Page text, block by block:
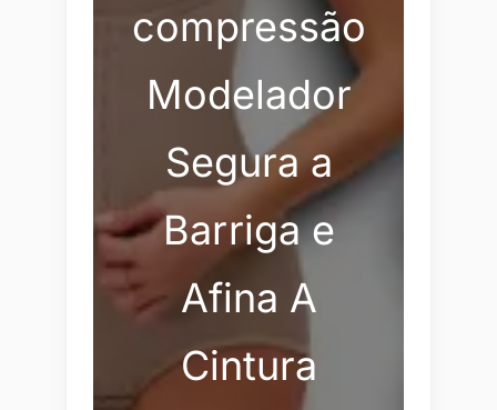
compressão
Modelador
Segura a
Barriga e
Afina A
Cintura